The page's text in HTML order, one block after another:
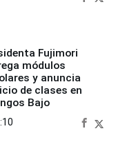
Fujimori
módulos
y anuncia
de clases en
Bajo